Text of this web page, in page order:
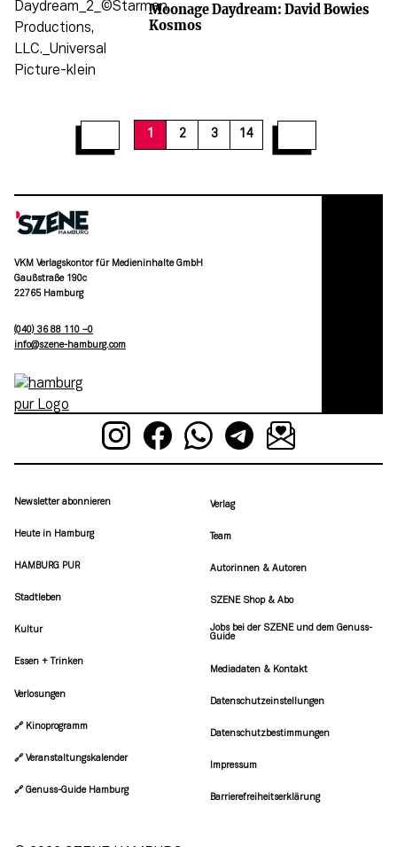
Moonage Daydream: David Bowies
Kosmos
1 2 3 14
13
VKM Verlagskontor für Medieninhalte GmbH
Gaußstraße 190c
22765 Hamburg
(040) 36 88 110 –0
moc.grubmah-enezs@ofni
Newsletter abonnieren
Heute in Hamburg
HAMBURG PUR
Stadtleben
Kultur
Essen + Trinken
Verlosungen
🔗 Kinoprogramm
🔗 Veranstaltungskalender
🔗 Genuss-Guide Hamburg
Verlag
Team
Autorinnen & Autoren
SZENE Shop & Abo
Jobs bei der SZENE und dem Genuss-
Guide
Mediadaten & Kontakt
Datenschutzeinstellungen
Datenschutzbestimmungen
Impressum
Barrierefreiheitserklärung